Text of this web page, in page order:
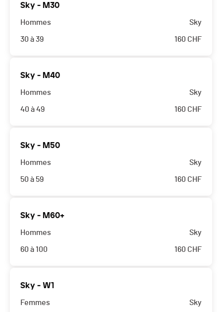
Sky - M30
Hommes
30 à 39
Sky
160 CHF
Sky - M40
Hommes
40 à 49
Sky
160 CHF
Sky - M50
Hommes
50 à 59
Sky
160 CHF
Sky - M60+
Hommes
60 à 100
Sky
160 CHF
Sky - W1
Femmes Sky